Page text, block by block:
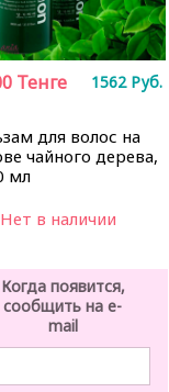
для волос на
чайного дерева,
мл
Нет в наличии
Тенге 1562 Руб.
Когда появится,
сообщить на e-
mail